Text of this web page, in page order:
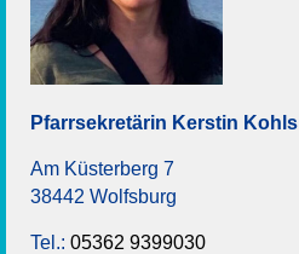
Pfarrsekretärin Kerstin Kohls
Am Küsterberg 7
38442 Wolfsburg
Tel.: 05362 9399030